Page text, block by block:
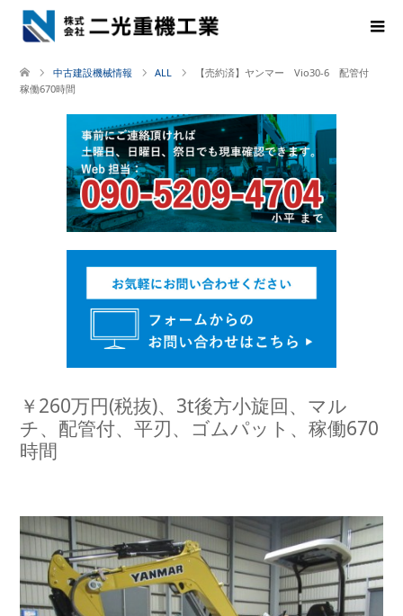
中古建設機械情報 ALL
【売約済】ヤンマー Vio30-6 配管付
稼働670時間
￥260万円(税抜)、3t後方小旋回、マル
チ、配管付、平刃、ゴムパット、稼働670
時間